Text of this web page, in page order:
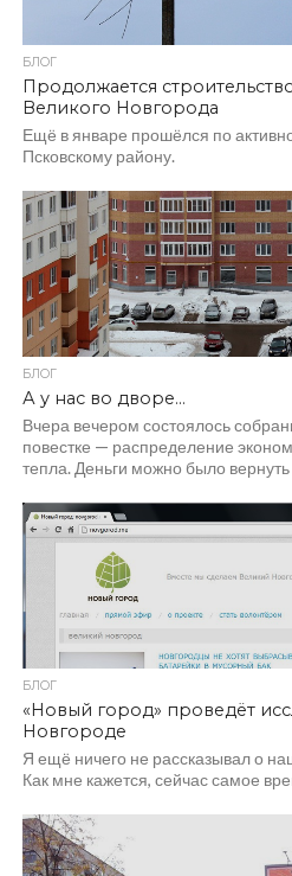
БЛОГ
Продолжается
Великого Новгорода
Ещё в январе прошёлся по
Псковскому району.
БЛОГ
А у нас во дворе…
Вчера вечером состоялось
повестке — распределение
тепла. Деньги можно было
БЛОГ
«Новый город» проведёт
Новгороде
Я ещё ничего не рассказывал о
Как мне кажется, сейчас самое